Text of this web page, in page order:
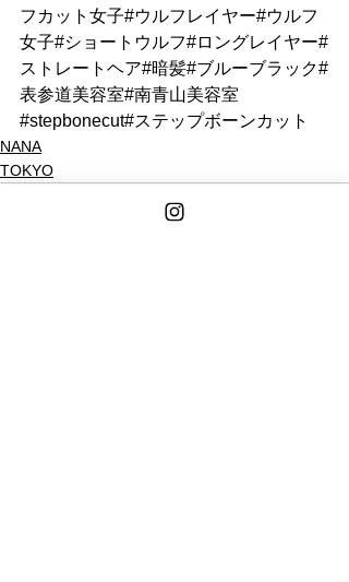
フカット女子#ウルフレイヤー#ウルフ
女子#ショートウルフ#ロングレイヤー#
ストレートヘア#暗髪#ブルーブラック#
表参道美容室#南青山美容室
#stepbonecut#ステップボーンカット
NANA
TOKYO